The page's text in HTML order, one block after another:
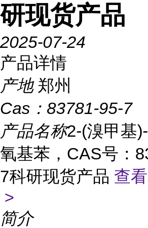
研现货产品
2025-07-24
产品详情
产地 郑州
Cas： 83781-95-7
产品名称2-(溴甲基
氧基苯，CAS号：
7科研现货产品 查
>
简介